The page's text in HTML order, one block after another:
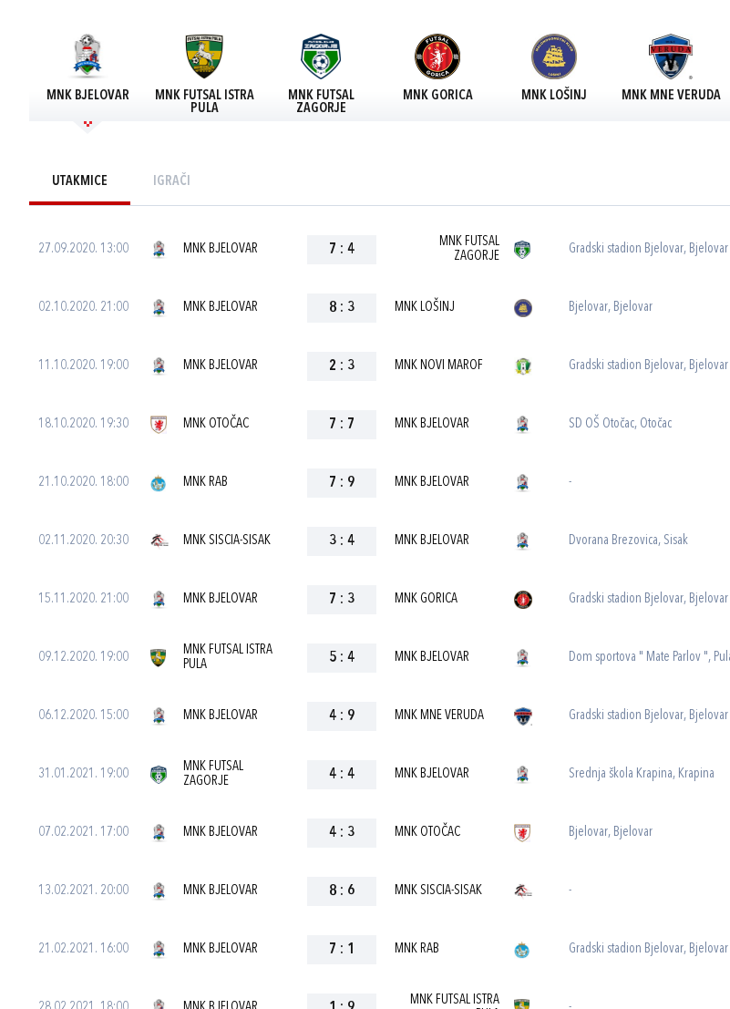
MNK BJELOVAR
MNK FUTSAL ISTRA
PULA
MNK FUTSAL
ZAGORJE
MNK GORICA MNK LOŠINJ MNK MNE VERUDA
UTAKMICE IGRAČI
27.09.2020. 13:00 MNK BJELOVAR 7 : 4
MNK FUTSAL
ZAGORJE
Gradski stadion Bjelovar, Bjelovar
02.10.2020. 21:00 MNK BJELOVAR 8 : 3 MNK LOŠINJ Bjelovar, Bjelovar
11.10.2020. 19:00 MNK BJELOVAR 2 : 3 MNK NOVI MAROF Gradski stadion Bjelovar, Bjelovar
18.10.2020. 19:30 MNK OTOČAC 7 : 7 MNK BJELOVAR SD OŠ Otočac, Otočac
21.10.2020. 18:00 MNK RAB 7 : 9 MNK BJELOVAR -
02.11.2020. 20:30 MNK SISCIA-SISAK 3 : 4 MNK BJELOVAR Dvorana Brezovica, Sisak
15.11.2020. 21:00 MNK BJELOVAR 7 : 3 MNK GORICA Gradski stadion Bjelovar, Bjelovar
09.12.2020. 19:00
MNK FUTSAL ISTRA
PULA
5 : 4 MNK BJELOVAR Dom sportova " Mate Parlov ",
06.12.2020. 15:00 MNK BJELOVAR 4 : 9 MNK MNE VERUDA Gradski stadion Bjelovar, Bjelovar
31.01.2021. 19:00
MNK FUTSAL
ZAGORJE
4 : 4 MNK BJELOVAR Srednja škola Krapina, Krapina
07.02.2021. 17:00 MNK BJELOVAR 4 : 3 MNK OTOČAC Bjelovar, Bjelovar
13.02.2021. 20:00 MNK BJELOVAR 8 : 6 MNK SISCIA-SISAK -
21.02.2021. 16:00 MNK BJELOVAR 7 : 1 MNK RAB Gradski stadion Bjelovar, Bjelovar
MNK FUTSAL ISTRA